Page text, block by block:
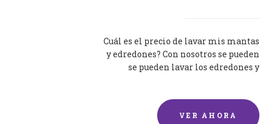
Cuál es el precio de lavar mis mantas
y edredones? Con nosotros se pueden
se pueden lavar los edredones y
VER AHORA